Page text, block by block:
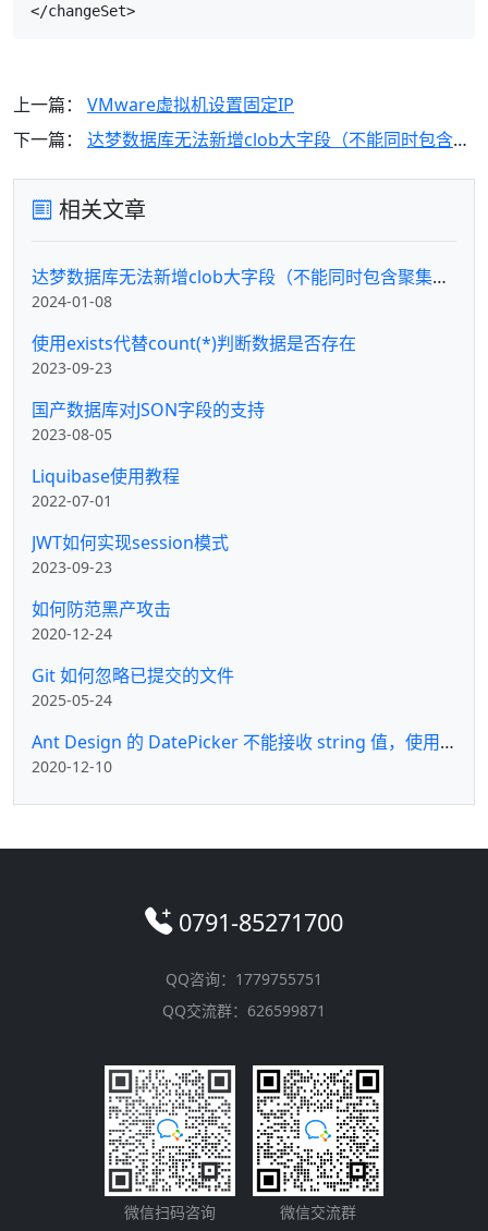
上一篇： VMware虚拟机设置固定IP
下一篇： 达梦数据库无法新增clob大字段（不能同时包含聚集KEY和大字段）
相关文章
达梦数据库无法新增clob大字段（不能同时包含聚集KEY和大字段）
2024-01-08
使用exists代替count(*)判断数据是否存在
2023-09-23
国产数据库对JSON字段的支持
2023-08-05
Liquibase使用教程
2022-07-01
JWT如何实现session模式
2023-09-23
如何防范黑产攻击
2020-12-24
Git 如何忽略已提交的文件
2025-05-24
Ant Design 的 DatePicker 不能接收 string 值，使用 Form 的 initialValues 初始化时报错：date.clone is not a function
2020-12-10
0791-85271700
QQ咨询：1779755751
QQ交流群：626599871
微信扫码咨询 微信交流群